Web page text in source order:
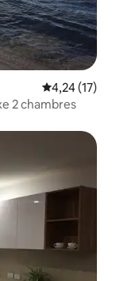
Évaluation
4,24 (17)
2 chambres